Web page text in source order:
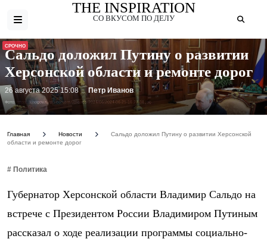
THE INSPIRATION
СО ВКУСОМ ПО ДЕЛУ
СРОЧНО
Фото: https://khogov.ru/wp-content/uploads/2024/06/2024-06-25-16.27.38.jpg
Сальдо доложил Путину о развитии
Херсонской области и ремонте дорог
26 августа 2025 15:08 Петр Иванов
Главная Новости
Сальдо доложил Путину о развитии Херсонской
области и ремонте дорог
# Политика
Губернатор Херсонской области Владимир Сальдо на
встрече с Президентом России Владимиром Путиным
рассказал о ходе реализации программы социально-